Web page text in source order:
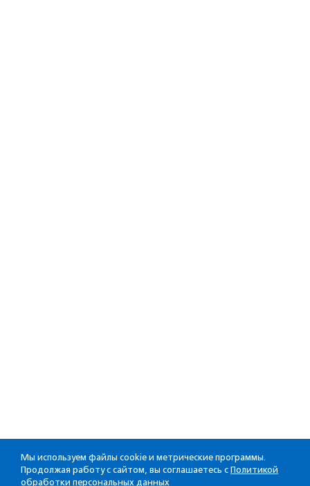
Мы используем файлы cookie и метрические программы.
Продолжая работу с сайтом, вы соглашаетесь с Политикой
обработки персональных данных